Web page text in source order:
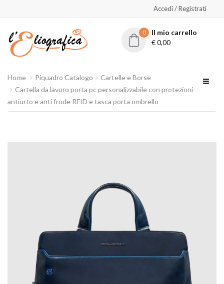
Accedi / Registrati
0
Il mio carrello
€0,00
Home Piquadro Catalogo
Cartelle e Borse
Cartella da lavoro porta pc personalizzabile con protezioni
antiurto e anti frode RFID e tasca porta ombrello